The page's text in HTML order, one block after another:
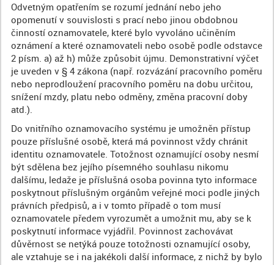
Odvetným opatřením se rozumí jednání nebo jeho
opomenutí v souvislosti s prací nebo jinou obdobnou
činností oznamovatele, které bylo vyvoláno učiněním
oznámení a které oznamovateli nebo osobě podle odstavce
2 písm. a) až h) může způsobit újmu. Demonstrativní výčet
je uveden v § 4 zákona (např. rozvázání pracovního poměru
nebo neprodloužení pracovního poměru na dobu určitou,
snížení mzdy, platu nebo odměny, změna pracovní doby
atd.).
Do vnitřního oznamovacího systému je umožněn přístup
pouze příslušné osobě, která má povinnost vždy chránit
identitu oznamovatele. Totožnost oznamující osoby nesmí
být sdělena bez jejího písemného souhlasu nikomu
dalšímu, ledaže je příslušná osoba povinna tyto informace
poskytnout příslušným orgánům veřejné moci podle jiných
právních předpisů, a i v tomto případě o tom musí
oznamovatele předem vyrozumět a umožnit mu, aby se k
poskytnutí informace vyjádřil. Povinnost zachovávat
důvěrnost se netýká pouze totožnosti oznamující osoby,
ale vztahuje se i na jakékoli další informace, z nichž by bylo